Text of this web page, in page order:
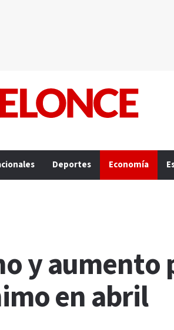
Deportes Economía
y aumento
en abril